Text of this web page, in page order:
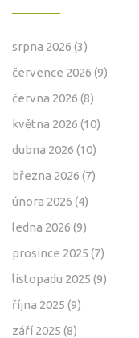
srpna 2026 (3)
července 2026 (9)
června 2026 (8)
května 2026 (10)
dubna 2026 (10)
března 2026 (7)
února 2026 (4)
ledna 2026 (9)
prosince 2025 (7)
listopadu 2025 (9)
října 2025 (9)
září 2025 (8)